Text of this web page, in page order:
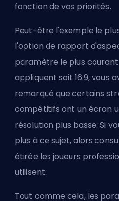
fonction de vos priorités.
Peut-être l'exemple le
l'option de rapport
paramètre le plus courant
appliquent soit 16:9, vous
remarqué que certains
compétitifs ont un écran
résolution plus basse. Si
plus à ce sujet, alors
étirée les joueurs
utilisent.
Tout comme cela, les